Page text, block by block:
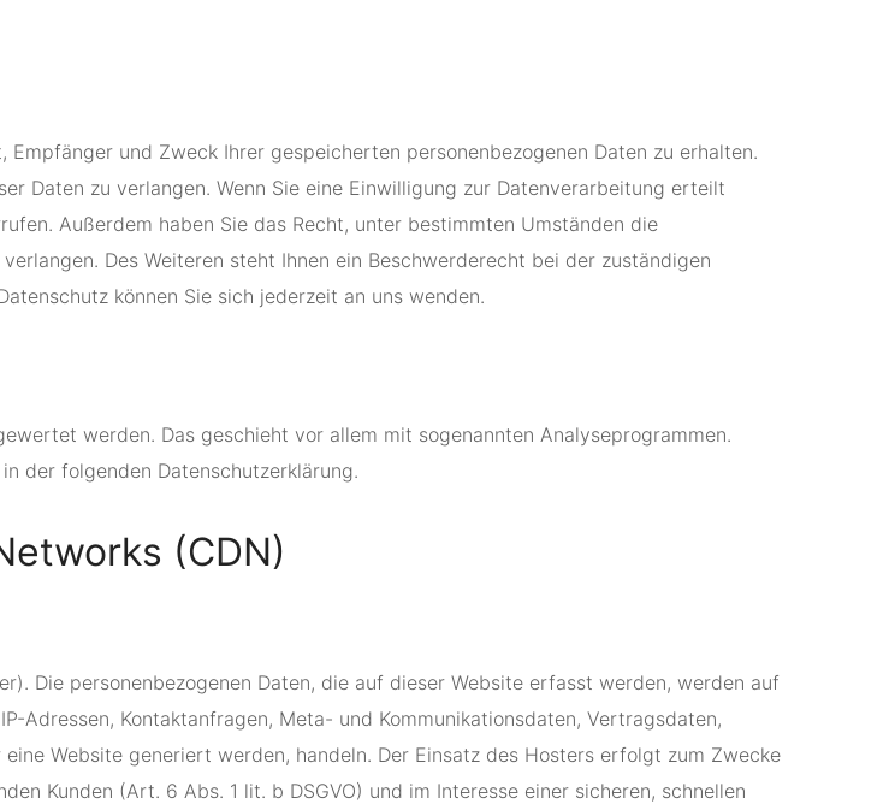
und Zweck Ihrer gespeicherten personenbezogenen Daten zu erhalten.
Daten zu verlangen. Wenn Sie eine Einwilligung zur Datenverarbeitung erteilt
Außerdem haben Sie das Recht, unter bestimmten Umständen die
Des Weiteren steht Ihnen ein Beschwerderecht bei der zuständigen
können Sie sich jederzeit an uns wenden.
werden. Das geschieht vor allem mit sogenannten Analyseprogrammen.
der folgenden Datenschutzerklärung.
(CDN)
Die personenbezogenen Daten, die auf dieser Website erfasst werden, werden auf
Adressen, Kontaktanfragen, Meta- und Kommunikationsdaten, Vertragsdaten,
Website generiert werden, handeln. Der Einsatz des Hosters erfolgt zum Zwecke
Kunden (Art. 6 Abs. 1 lit. b DSGVO) und im Interesse einer sicheren, schnellen